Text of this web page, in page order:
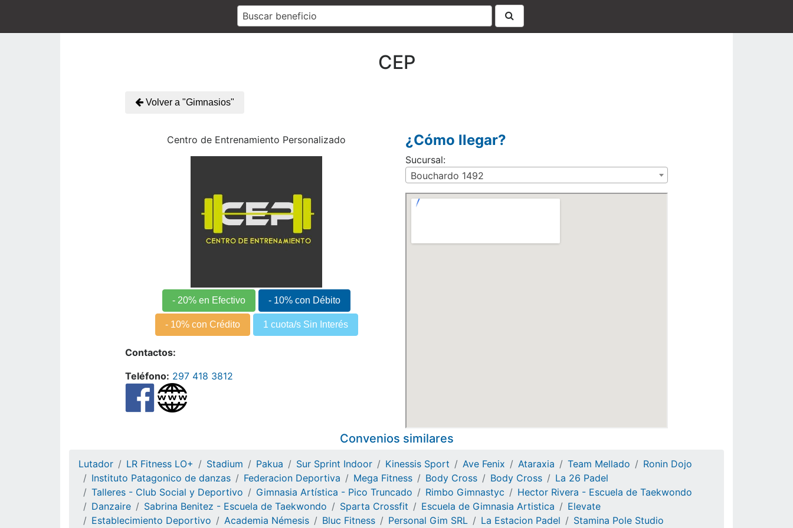
Buscar beneficio
CEP
Volver a "Gimnasios"
Centro de Entrenamiento Personalizado
- 20% en Efectivo - 10% con Débito
- 10% con Crédito 1 cuota/s Sin Interés
Contactos:
Teléfono: 297 418 3812
¿Cómo llegar?
Sucursal:
Bouchardo 1492
Convenios similares
Lutador LR Fitness LO+ Stadium Pakua Sur Sprint Indoor Kinessis Sport Ave Fenix Ataraxia Team Mellado
Ronin Dojo
Instituto Patagonico de danzas
Federacion Deportiva Mega Fitness Body Cross Body Cross
La 26 Padel
Talleres - Club Social y Deportivo
Gimnasia Artística - Pico Truncado Rimbo Gimnastyc
Hector Rivera - Escuela de Taekwondo
Danzaire
Sabrina Benitez - Escuela de Taekwondo Sparta Crossfit Escuela de Gimnasia Artistica
Elevate
Establecimiento Deportivo
Academia Némesis Bluc Fitness Personal Gim SRL La Estacion Padel Stamina Pole Studio